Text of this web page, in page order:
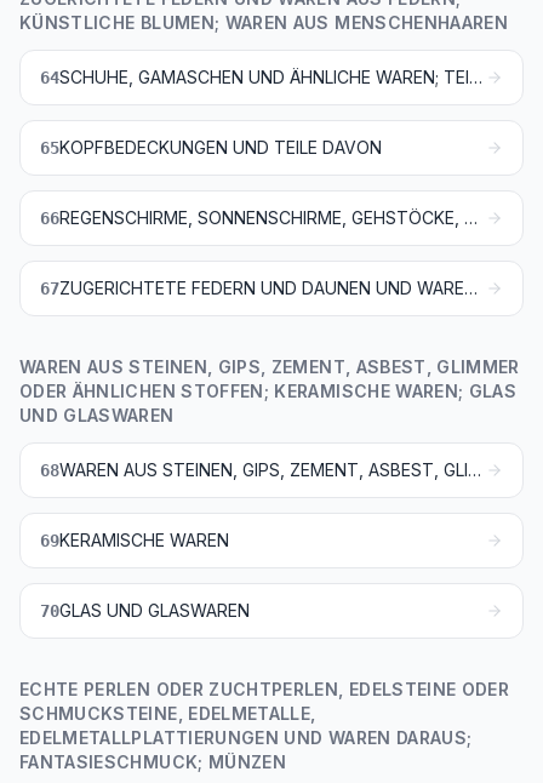
KÜNSTLICHE BLUMEN; WAREN AUS MENSCHENHAAREN
64 SCHUHE, GAMASCHEN UND ÄHNLICHE WAREN; TEILE DAVON
65KOPFBEDECKUNGEN UND TEILE DAVON
66 REGENSCHIRME, SONNENSCHIRME, GEHSTÖCKE, SITZSTÖCKE, PEITSCHEN, REITPEITSCHEN UND TEILE DAVON
67 ZUGERICHTETE FEDERN UND DAUNEN UND WAREN AUS FEDERN ODER DAUNEN; KÜNSTLICHE BLUMEN; WAREN AUS MENSCHENHAAREN
WAREN AUS STEINEN, GIPS, ZEMENT, ASBEST, GLIMMER
ODER ÄHNLICHEN STOFFEN; KERAMISCHE WAREN; GLAS
UND GLASWAREN
68 WAREN AUS STEINEN, GIPS, ZEMENT, ASBEST, GLIMMER ODER ÄHNLICHEN STOFFEN
69KERAMISCHE WAREN
70GLAS UND GLASWAREN
ECHTE PERLEN ODER ZUCHTPERLEN, EDELSTEINE ODER
SCHMUCKSTEINE, EDELMETALLE,
EDELMETALLPLATTIERUNGEN UND WAREN DARAUS;
FANTASIESCHMUCK; MÜNZEN